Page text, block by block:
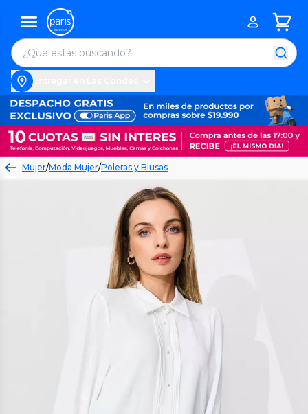
Mujer/Moda Mujer/Poleras y Blusas